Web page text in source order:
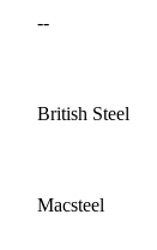
--
British Steel
Macsteel